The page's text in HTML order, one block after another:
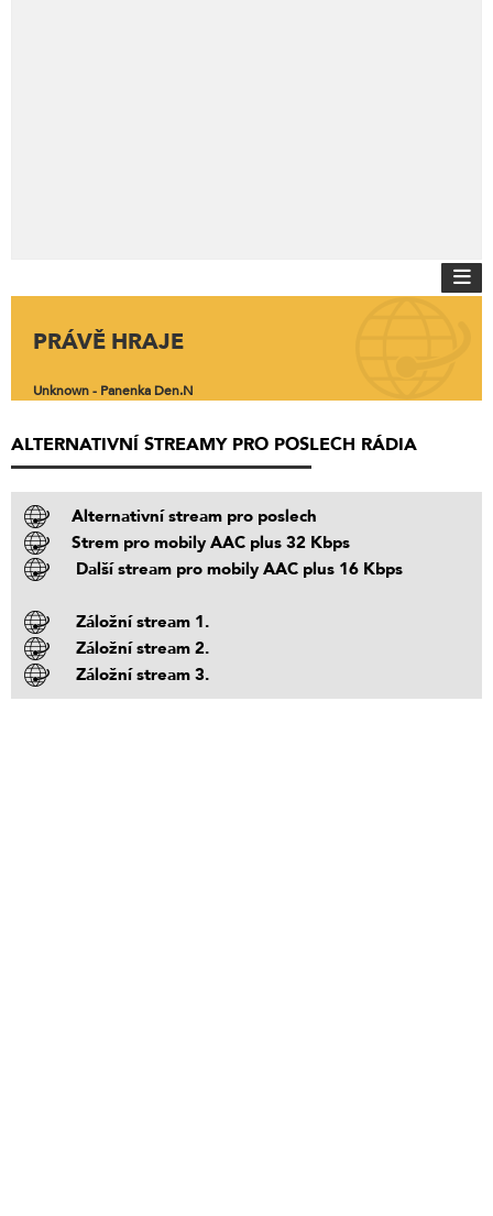
PRÁVĚ HRAJE
Unknown - Panenka Den.N
ALTERNATIVNÍ STREAMY PRO POSLECH RÁDIA
Alternativní stream pro poslech
Strem pro mobily AAC plus 32 Kbps
Další stream pro mobily AAC plus 16 Kbps
Záložní stream 1.
Záložní stream 2.
Záložní stream 3.